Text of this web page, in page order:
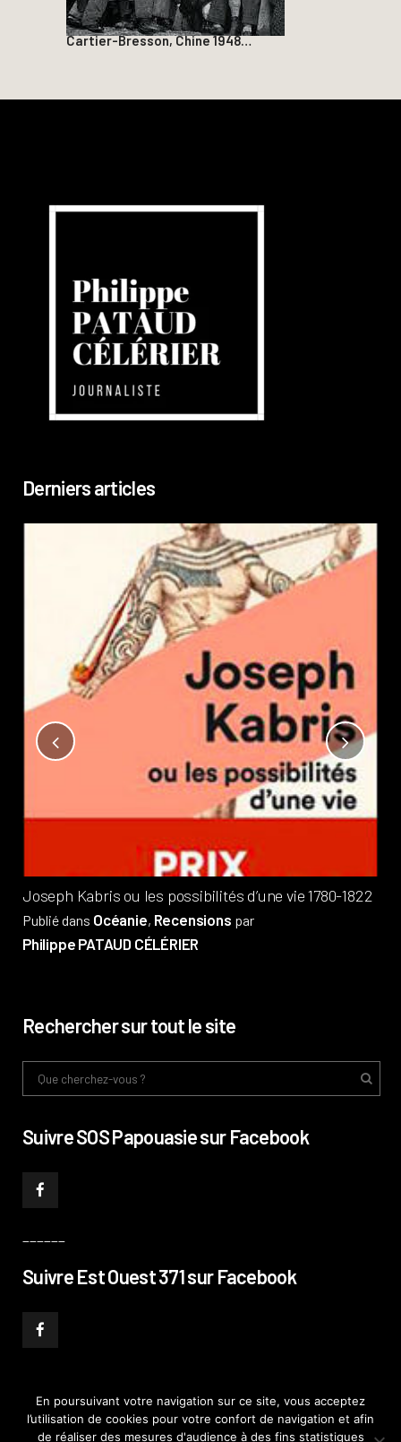
Cartier-Bresson, Chine 1948…
Derniers articles
Joseph Kabris ou les possibilités d’une vie 1780-1822
Publié dans Océanie, Recensions par
Philippe PATAUD CÉLÉRIER
Rechercher sur tout le site
Suivre SOS Papouasie sur Facebook
Suivre Est Ouest 371 sur Facebook
© PHILIPPE PATAUD CÉLÉRIER 2019–MENTIONS LÉGALES–POLITIQUE DE
En poursuivant votre navigation sur ce site, vous acceptez
l’utilisation de cookies pour votre confort de navigation et afin
de réaliser des mesures d'audience à des fins statistiques